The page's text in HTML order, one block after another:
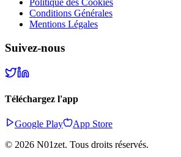
Politique des Cookies
Conditions Générales
Mentions Légales
Suivez-nous
Téléchargez l'app
Google Play
App Store
© 2026 N01zet. Tous droits réservés.